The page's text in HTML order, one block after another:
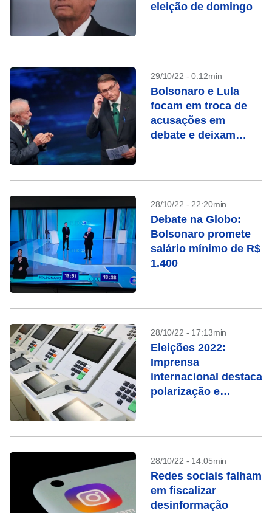
eleição de domingo
29/10/22 - 0:12min
Bolsonaro e Lula
focam em troca de
acusações em
debate e deixam
28/10/22 - 22:20min
Debate na Globo:
Bolsonaro promete
salário mínimo de R$
1.400
28/10/22 - 17:13min
Eleições 2022:
Imprensa
internacional destaca
polarização e
28/10/22 - 14:05min
Redes sociais falham
em fiscalizar
desinformação